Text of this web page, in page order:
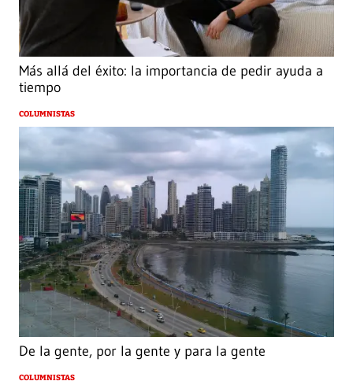
Más allá del éxito: la importancia de pedir ayuda a
tiempo
COLUMNISTAS
De la gente, por la gente y para la gente
COLUMNISTAS